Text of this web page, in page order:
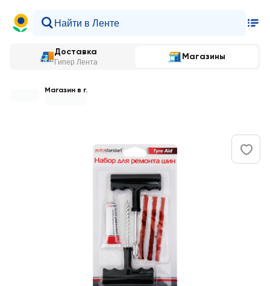
Доставка
Гипер Лента
Магазины
Магазин в г.